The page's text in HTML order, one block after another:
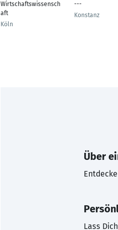
Wirtschaftswissensch
aft
Köln
---
Konstanz
Über
Lass